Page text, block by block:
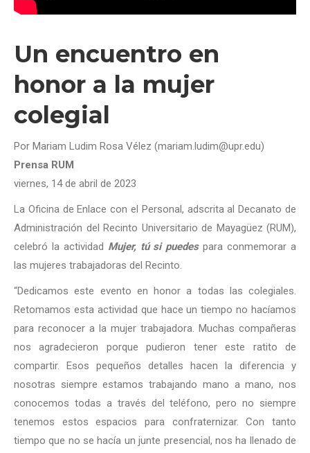
Un encuentro en
honor a la mujer
colegial
Por Mariam Ludim Rosa Vélez (mariam.ludim@upr.edu)
Prensa RUM
viernes, 14 de abril de 2023
La Oficina de Enlace con el Personal, adscrita al Decanato de
Administración del Recinto Universitario de Mayagüez (RUM),
celebró la actividad Mujer, tú si puedes para conmemorar a
las mujeres trabajadoras del Recinto.
“Dedicamos este evento en honor a todas las colegiales.
Retomamos esta actividad que hace un tiempo no hacíamos
para reconocer a la mujer trabajadora. Muchas compañeras
nos agradecieron porque pudieron tener este ratito de
compartir. Esos pequeños detalles hacen la diferencia y
nosotras siempre estamos trabajando mano a mano, nos
conocemos todas a través del teléfono, pero no siempre
tenemos estos espacios para confraternizar. Con tanto
tiempo que no se hacía un junte presencial, nos ha llenado de